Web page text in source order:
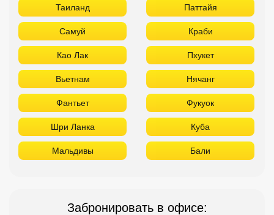
Таиланд Паттайя
Самуй Краби
Као Лак Пхукет
Вьетнам Нячанг
Фантьет Фукуок
Шри Ланка Куба
Мальдивы Бали
Забронировать в офисе: